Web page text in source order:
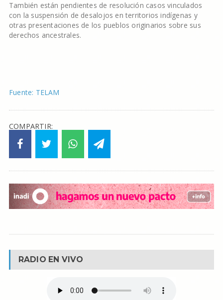
También están pendientes de resolución casos vinculados
con la suspensión de desalojos en territorios indígenas y
otras presentaciones de los pueblos originarios sobre sus
derechos ancestrales.
Fuente: TELAM
COMPARTIR:
RADIO EN VIVO